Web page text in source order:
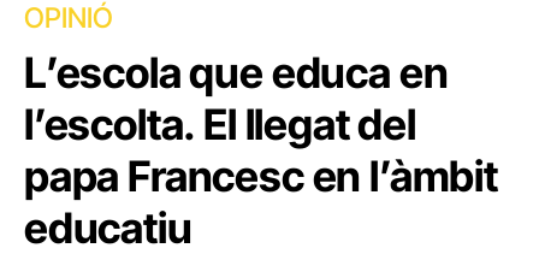
OPINIÓ
L’escola que educa en
l’escolta. El llegat del
papa Francesc en l’àmbit
educatiu